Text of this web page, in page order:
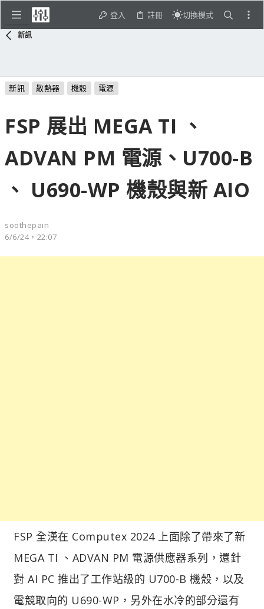
登入 註冊 切換模式
新訊
新訊 散熱器 機殼 電源
FSP 展出 MEGA TI 、
ADVAN PM 電源、U700-B
、 U690-WP 機殼與新 AIO
soothepain
6/6/24，22:07
FSP 全漢在 Computex 2024 上面除了帶來了新
MEGA TI 、ADVAN PM 電源供應器系列，還針
對 AI PC 推出了工作站級的 U700-B 機殼，以及
電競取向的 U690-WP，另外在水冷的部分還有